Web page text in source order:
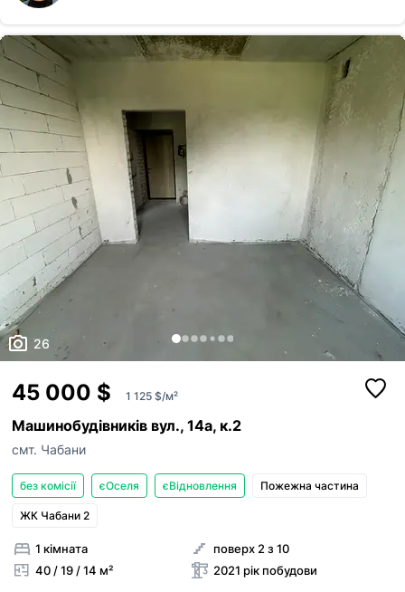
Великоформатний керамограніт 80×80 см на основній площі
квартири Енергоефективне покриття підлоги на балконі У дитячій
кімнаті ламінат 33 класу на натуральній підкладці, адаптованій для
теплої підлоги Великоформатний керамограніт у ванній кімнаті та
кухонній зоні Ма...
26
45 000 $ 1 125 $/м²
Машинобудівників вул., 14а, к.2
смт. Чабани
без комісії єОселя єВідновлення Пожежна частина
ЖК Чабани 2
1 кімната
40 / 19 / 14 м²
поверх 2 з 10
2021 рік побудови